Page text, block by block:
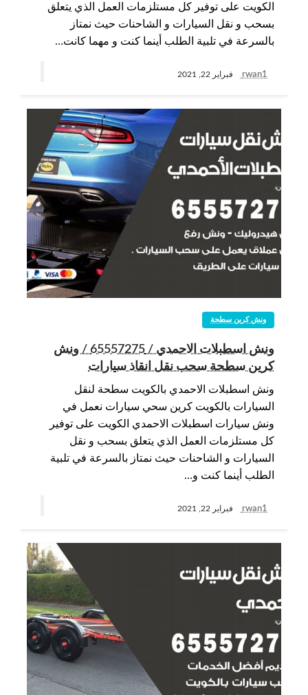
الكويت على توفير كل مستلزمات العمل الذي يتعلق
بسحب و نقل السيارات و الشاحنات حيث نمتاز
بالسرعة في تلبية الطلب أينما كنت و مهما كانت…
rwan1 فبراير 22, 2021
ونش كرين سطحة
ونش اسطبلات الاحمدي / 65557275 / ونش
كرين سطحة سحب نقل انقاذ سيارات
ونش اسطبلات الاحمدي بالكويت سطحة لنقل
السيارات بالكويت كرين سحي سيارات نعمل في
ونش سيارات اسطبلات الاحمدي الكويت على توفير
كل مستلزمات العمل الذي يتعلق بسحب و نقل
السيارات و الشاحنات حيث نمتاز بالسرعة في تلبية
الطلب أينما كنت و…
rwan1 فبراير 22, 2021